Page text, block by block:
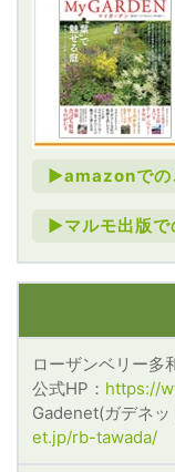
►amazonでの
►マルモ出版で
ローザンベリー多
公式HP： https://
Gadenet(ガデネッ
et.jp/rb-tawada/